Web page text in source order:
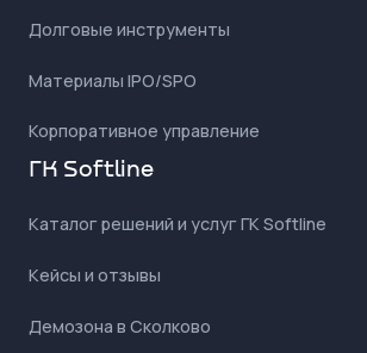
Долговые инструменты
Материалы IPO/SPO
Корпоративное управление
ГК Softline
Каталог решений и услуг ГК Softline
Кейсы и отзывы
Демозона в Сколково